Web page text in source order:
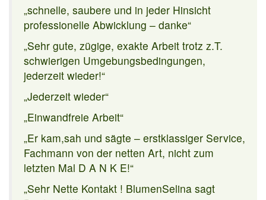
„schnelle, saubere und in jeder Hinsicht
professionelle Abwicklung – danke“
„Sehr gute, zügige, exakte Arbeit trotz z.T.
schwierigen Umgebungsbedingungen,
jederzeit wieder!“
„Jederzeit wieder“
„Einwandfreie Arbeit“
„Er kam,sah und sägte – erstklassiger Service,
Fachmann von der netten Art, nicht zum
letzten Mal D A N K E!“
„Sehr Nette Kontakt ! BlumenSelina sagt